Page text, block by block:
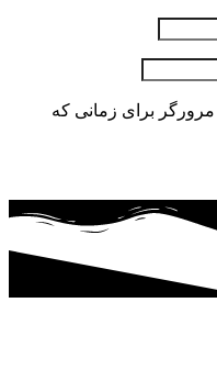
برای زمانی که